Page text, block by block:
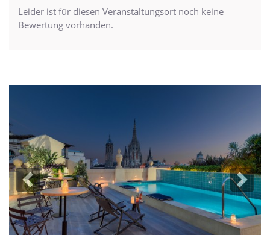
Leider ist für diesen Veranstaltungsort noch keine
Bewertung vorhanden.
Previous Next